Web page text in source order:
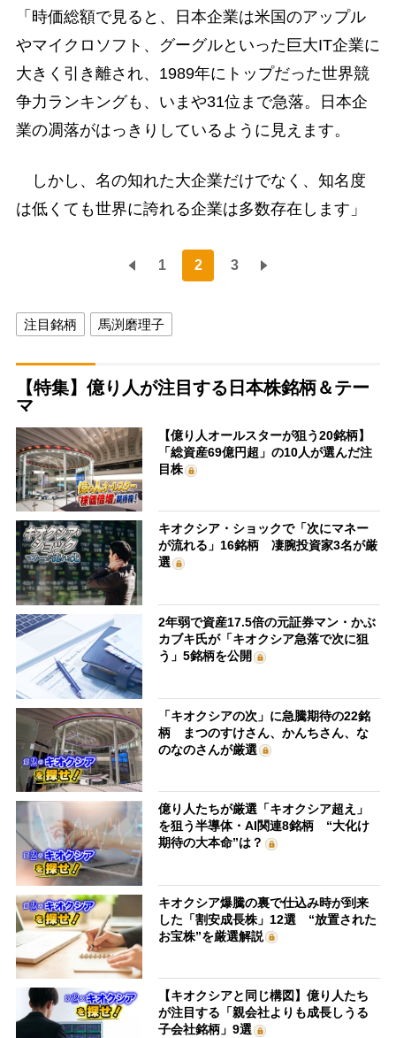
「時価総額で見ると、日本企業は米国のアップル
やマイクロソフト、グーグルといった巨大IT企業に
大きく引き離され、1989年にトップだった世界競
争力ランキングも、いまや31位まで急落。日本企
業の凋落がはっきりしているように見えます。
しかし、名の知れた大企業だけでなく、知名度
は低くても世界に誇れる企業は多数存在します」
1 2 3
注目銘柄 馬渕磨理子
【特集】億り人が注目する日本株銘柄＆テー
マ
【億り人オールスターが狙う20銘柄】
「総資産69億円超」の10人が選んだ注
目株
キオクシア・ショックで「次にマネー
が流れる」16銘柄 凄腕投資家3名が厳
選
2年弱で資産17.5倍の元証券マン・かぶ
カブキ氏が「キオクシア急落で次に狙
う」5銘柄を公開
「キオクシアの次」に急騰期待の22銘
柄 まつのすけさん、かんちさん、な
のなのさんが厳選
億り人たちが厳選「キオクシア超え」
を狙う半導体・AI関連8銘柄 “大化け
期待の大本命”は？
キオクシア爆騰の裏で仕込み時が到来
した「割安成長株」12選 “放置された
お宝株”を厳選解説
【キオクシアと同じ構図】億り人たち
が注目する「親会社よりも成長しうる
子会社銘柄」9選